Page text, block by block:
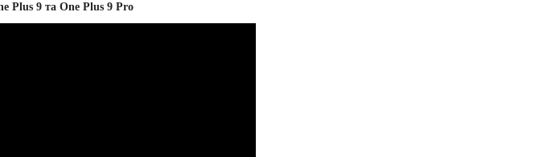
Plus 9 та One Plus 9 Pro